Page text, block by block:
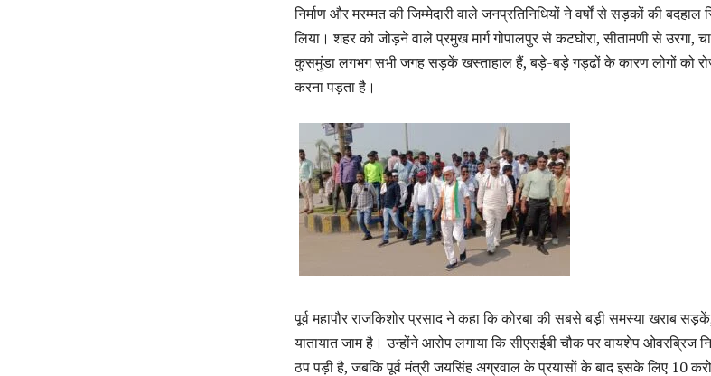
निर्माण और मरम्मत की जिम्मेदारी वाले जनप्रतिनिधियों ने वर्षों से सड़कों की बदहाल
लिया। शहर को जोड़ने वाले प्रमुख मार्ग गोपालपुर से कटघोरा, सीतामणी से उरगा,
कुसमुंडा लगभग सभी जगह सड़कें खस्ताहाल हैं, बड़े-बड़े गड्ढों के कारण लोगों को
करना पड़ता है।
पूर्व महापौर राजकिशोर प्रसाद ने कहा कि कोरबा की सबसे बड़ी समस्या खराब
यातायात जाम है। उन्होंने आरोप लगाया कि सीएसईबी चौक पर वायशेप ओवरब्रिज
ठप पड़ी है, जबकि पूर्व मंत्री जयसिंह अग्रवाल के प्रयासों के बाद इसके लिए 10